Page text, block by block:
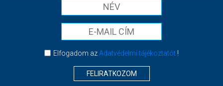
Elfogadom azAdatvédelmi tájékoztatót!
FELIRATKOZOM